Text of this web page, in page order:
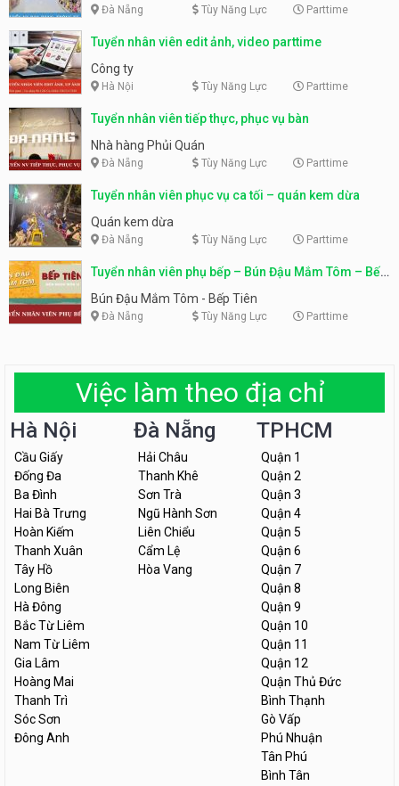
Đà Nẵng Tùy Năng Lực Parttime
Tuyển nhân viên edit ảnh, video parttime
Công ty
Hà Nội Tùy Năng Lực Parttime
Tuyển nhân viên tiếp thực, phục vụ bàn
Nhà hàng Phủi Quán
Đà Nẵng Tùy Năng Lực Parttime
Tuyển nhân viên phục vụ ca tối – quán kem dừa
Quán kem dừa
Đà Nẵng Tùy Năng Lực Parttime
Tuyển nhân viên phụ bếp – Bún Đậu Mắm Tôm – Bếp
Tiên
Bún Đậu Mắm Tôm - Bếp Tiên
Đà Nẵng Tùy Năng Lực Parttime
Việc làm theo địa chỉ
Hà Nội
Cầu Giấy
Đống Đa
Ba Đình
Hai Bà Trưng
Hoàn Kiếm
Thanh Xuân
Tây Hồ
Long Biên
Hà Đông
Bắc Từ Liêm
Nam Từ Liêm
Gia Lâm
Hoàng Mai
Thanh Trì
Sóc Sơn
Đông Anh
Đà Nẵng
Hải Châu
Thanh Khê
Sơn Trà
Ngũ Hành Sơn
Liên Chiểu
Cẩm Lệ
Hòa Vang
TPHCM
Quận 1
Quận 2
Quận 3
Quận 4
Quận 5
Quận 6
Quận 7
Quận 8
Quận 9
Quận 10
Quận 11
Quận 12
Quận Thủ Đức
Bình Thạnh
Gò Vấp
Phú Nhuận
Tân Phú
Bình Tân